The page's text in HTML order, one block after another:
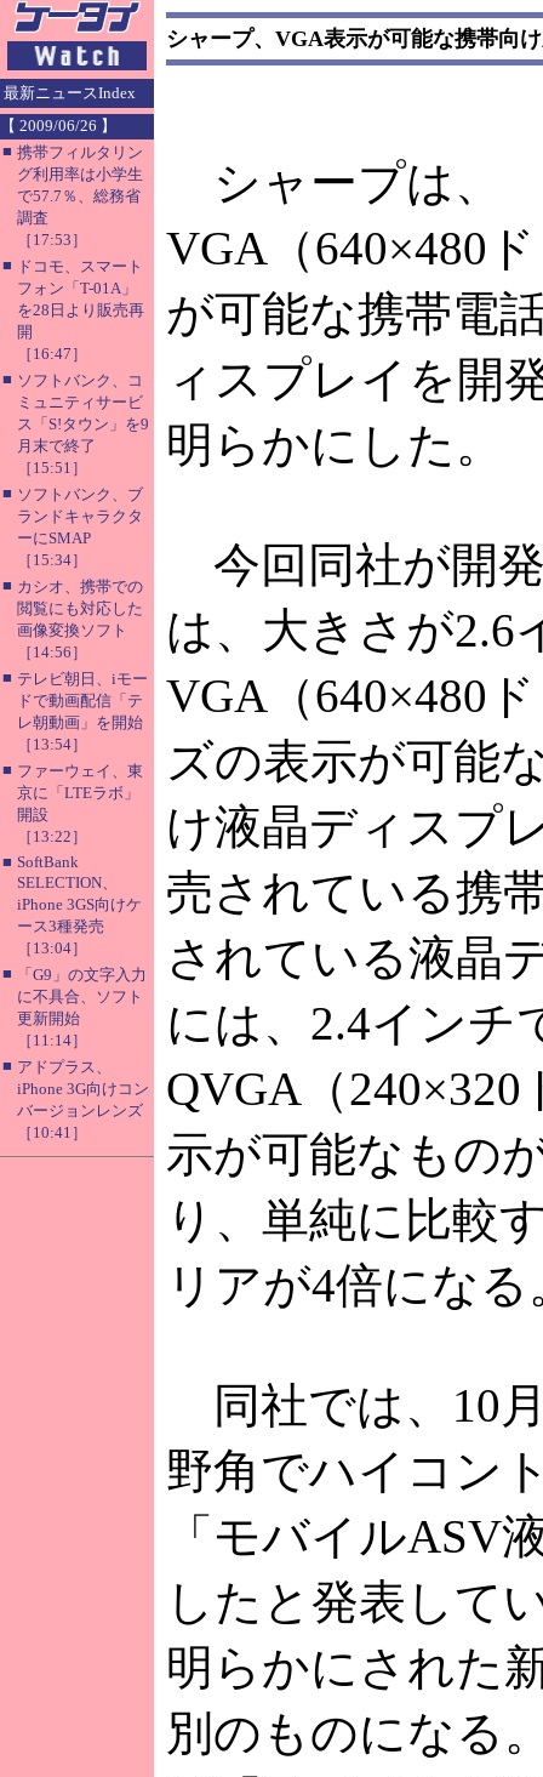
最新ニュースIndex
【 2009/06/26 】
■ 携帯フィルタリン
グ利用率は小学生
で57.7％、総務省
調査
［17:53］
■ ドコモ、スマート
フォン「T-01A」
を28日より販売再
開
［16:47］
■ ソフトバンク、コ
ミュニティサービ
ス「S!タウン」を9
月末で終了
［15:51］
■ ソフトバンク、ブ
ランドキャラクタ
ーにSMAP
［15:34］
■ カシオ、携帯での
閲覧にも対応した
画像変換ソフト
［14:56］
■ テレビ朝日、iモー
ドで動画配信「テ
レ朝動画」を開始
［13:54］
■ ファーウェイ、東
京に「LTEラボ」
開設
［13:22］
■ SoftBank
SELECTION、
iPhone 3GS向けケ
ース3種発売
［13:04］
■
「G9」の文字入力
に不具合、ソフト
更新開始
［11:14］
■ アドプラス、
iPhone 3G向けコン
バージョンレンズ
［10:41］
シャープ、VGA表示が可能な携帯向
シャープは、
VGA（640×480
が可能な携帯電
ィスプレイを開
明らかにした。
今回同社が開
は、大きさが2.6
VGA（640×480
ズの表示が可能
け液晶ディスプ
売されている携
されている液晶
には、2.4インチ
QVGA（
示が可能なもの
り、単純に比較
リアが4倍になる
同社では、10
野角でハイコン
「モバイルASV
したと発表して
明らかにされた
別のものになる